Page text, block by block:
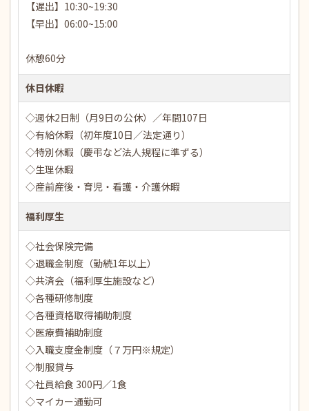
【遅出】10:30~19:30
【早出】06:00~15:00
休憩60分
休日休暇
◇週休2日制（月9日の公休）／年間107日
◇有給休暇（初年度10日／法定通り）
◇特別休暇（慶弔など法人規程に準ずる）
◇生理休暇
◇産前産後・育児・看護・介護休暇
福利厚生
◇社会保険完備
◇退職金制度（勤続1年以上）
◇共済会（福利厚生施設など）
◇各種研修制度
◇各種資格取得補助制度
◇医療費補助制度
◇入職支度金制度（７万円※規定）
◇制服貸与
◇社員給食 300円／1食
◇マイカー通勤可